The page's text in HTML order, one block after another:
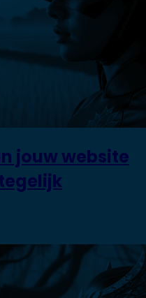
jouw website